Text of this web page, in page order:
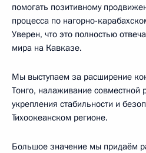
помогать позитивному
процесса по нагорно-
Уверен, что это полностью
мира на Кавказе.
Мы выступаем за расширение
Тонго, налаживание совместной
укрепления стабильности и
Тихоокеанском регионе.
Большое значение мы придаём